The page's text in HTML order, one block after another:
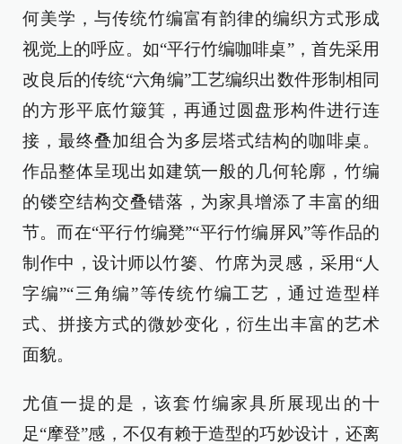
何美学，与传统竹编富有韵律的编织方式形成
视觉上的呼应。如“平行竹编咖啡桌”，首先采用
改良后的传统“六角编”工艺编织出数件形制相同
的方形平底竹簸箕，再通过圆盘形构件进行连
接，最终叠加组合为多层塔式结构的咖啡桌。
作品整体呈现出如建筑一般的几何轮廓，竹编
的镂空结构交叠错落，为家具增添了丰富的细
节。而在“平行竹编凳”“平行竹编屏风”等作品的
制作中，设计师以竹篓、竹席为灵感，采用“人
字编”“三角编”等传统竹编工艺，通过造型样
式、拼接方式的微妙变化，衍生出丰富的艺术
面貌。
尤值一提的是，该套竹编家具所展现出的十
足“摩登”感，不仅有赖于造型的巧妙设计，还离